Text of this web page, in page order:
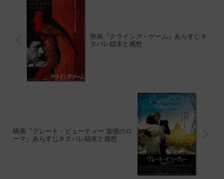
映画『クライング・ゲーム』あらすじネ
タバレ結末と感想
映画『グレート・ビューティー 追憶のロ
ーマ』あらすじネタバレ結末と感想